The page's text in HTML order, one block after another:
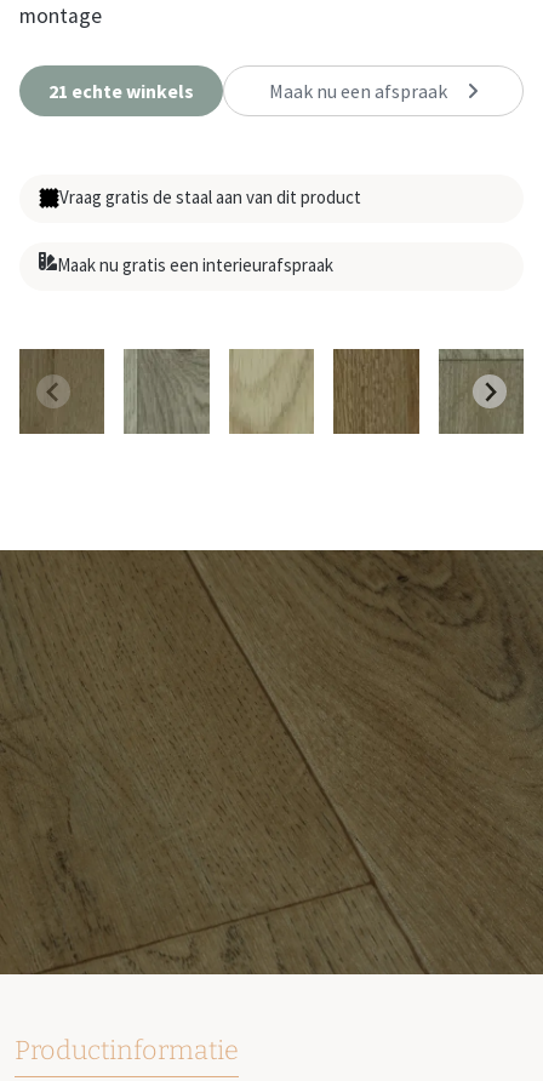
montage
21 echte winkels Maak nu een afspraak
Vraag gratis de staal aan van dit product
Maak nu gratis een interieurafspraak
Productinformatie